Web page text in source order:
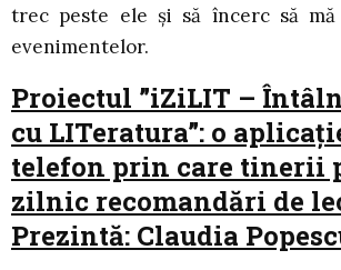
trec peste ele și să încerc să
evenimentelor.
Proiectul ”iZiLIT –
cu LITeratura”: o
telefon prin care tinerii
zilnic recomandări de
Prezintă: Claudia